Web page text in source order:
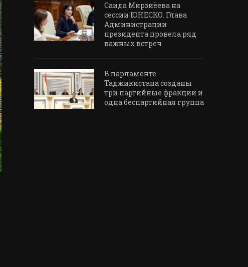
Саида Мирзиёева на
сессии ЮНЕСКО. Глава
Администрации
президента провела ряд
важных встреч
В парламенте
Таджикистана созданы
три партийные фракции и
одна беспартийная группа